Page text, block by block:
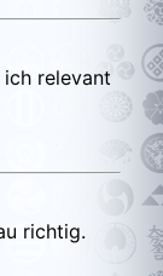
relevant
richtig.